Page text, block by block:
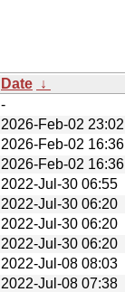
Date ↓
-
2026-Feb-02 23:02
2026-Feb-02 16:36
2026-Feb-02 16:36
2022-Jul-30 06:55
2022-Jul-30 06:20
2022-Jul-30 06:20
2022-Jul-30 06:20
2022-Jul-08 08:03
2022-Jul-08 07:38